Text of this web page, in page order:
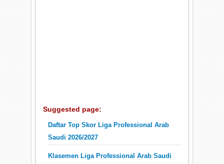
Suggested page:
Daftar Top Skor Liga Professional Arab
Saudi 2026/2027
Klasemen Liga Professional Arab Saudi